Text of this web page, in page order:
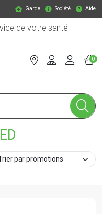
Garde Société Aide
de votre santé
ligne à votre service
0